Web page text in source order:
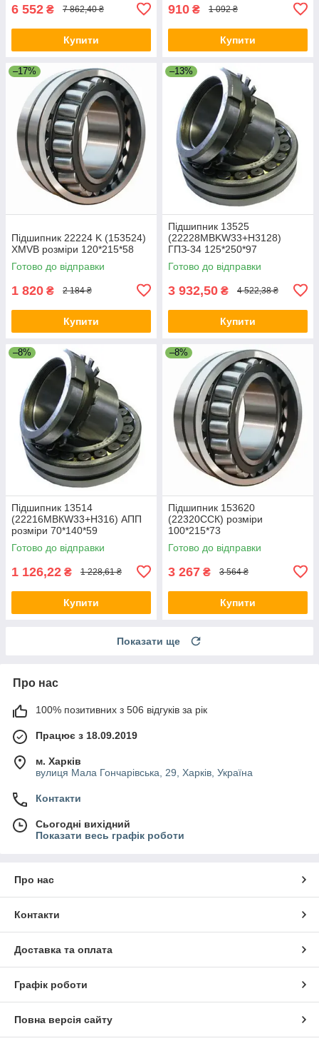
6 552 ₴ 7 862,40 ₴
Купити
910 ₴ 1 092 ₴
Купити
–17%
Підшипник 22224 K (153524)
XMVB розміри 120*215*58
Готово до відправки
1 820 ₴ 2 184 ₴
Купити
–13%
Підшипник 13525
(22228MBKW33+Н3128)
ГПЗ-34 125*250*97
Готово до відправки
3 932,50 ₴ 4 522,38 ₴
Купити
–8%
Підшипник 13514
(22216MBКW33+Н316) АПП
розміри 70*140*59
Готово до відправки
1 126,22 ₴ 1 228,61 ₴
Купити
–8%
Підшипник 153620
(22320ССК) розміри
100*215*73
Готово до відправки
3 267 ₴ 3 564 ₴
Купити
Показати ще
Про нас
100% позитивних з 506 відгуків за рік
Працює з 18.09.2019
м. Харків
вулиця Мала Гончарівська, 29, Харків, Україна
Контакти
Сьогодні вихідний
Показати весь графік роботи
Про нас
Контакти
Доставка та оплата
Графік роботи
Повна версія сайту